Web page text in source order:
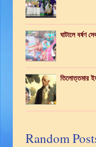
ঘাটালে বর্ষণ
তিলোত্তমার
Random